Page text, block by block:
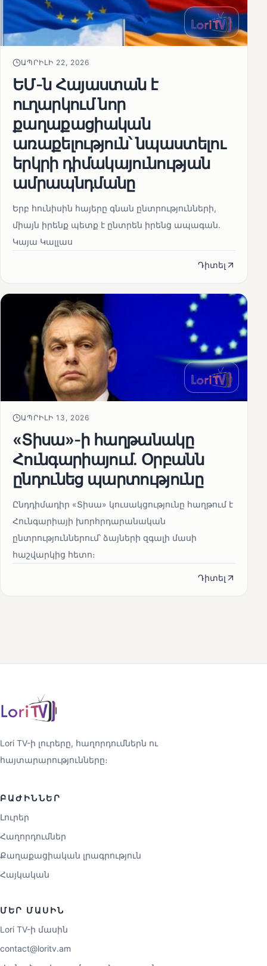
ԱՊՐԻԼԻ 22, 2026
ԵՄ-ն Հայաստան է
ուղարկում նոր
քաղաքացիական
առաքելություն՝ նպաստելու
երկրի դիմակայունության
ամրապնդմանը
Երբ հունիսին հայերը գնան ընտրությունների,
միայն իրենք պետք է ընտրեն իրենց ապագան.
Կայա Կալլաս
Դիտել
ԱՊՐԻԼԻ 13, 2026
«Տիսա»-ի հաղթանակը
Հունգարիայում․ Օրբանն
ընդունեց պարտությունը
Ընդդիմադիր «Տիսա» կուսակցությունը հաղթում է
Հունգարիայի խորհրդարանական
ընտրություններում՝ ձայների զգալի մասի
հաշվարկից հետո։
Դիտել
Lori TV-ի լուրերը, հաղորդումներն ու
հայտարարությունները։
ԲԱԺԻՆՆԵՐ
Լուրեր
Հաղորդումներ
Քաղաքացիական լրագրություն
Հայկական
ՄԵՐ ՄԱՍԻՆ
Lori TV-ի մասին
contact@loritv.am